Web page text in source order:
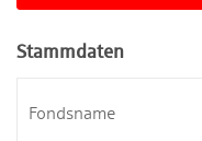
Stammdaten
Fondsname